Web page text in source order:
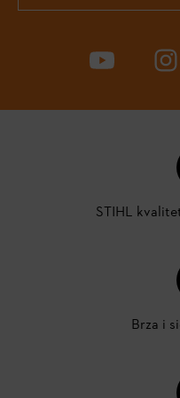
STIHL
Brza i